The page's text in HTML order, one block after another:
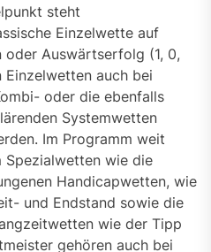
steht
Einzelwette auf
oder Auswärtserfolg (1, 0,
auch bei
oder die ebenfalls
Systemwetten
Im Programm weit
wie die
Handicapwetten, wie
und Endstand sowie die
wie der Tipp
gehören auch bei